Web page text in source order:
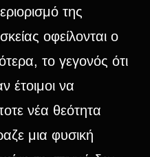
της
οφείλονται ο
το γεγονός ότι
έτοιμοι να
νέα θεότητα
μια φυσική